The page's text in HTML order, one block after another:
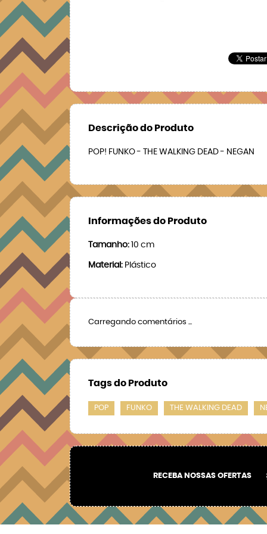
Descrição do Produto
POP! FUNKO - THE WALKING DEAD - NEGAN
Informações do Produto
Tamanho: 10 cm
Material: Plástico
Carregando comentários ...
Tags do Produto
POP FUNKO THE WALKING DEAD
RECEBA NOSSAS OFERTAS